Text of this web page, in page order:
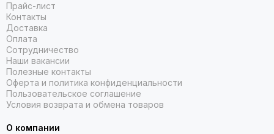
Прайс-лист
Контакты
Доставка
Оплата
Сотрудничество
Наши вакансии
Полезные контакты
Оферта и политика конфиденциальности
Пользовательское соглашение
Условия возврата и обмена товаров
О компании